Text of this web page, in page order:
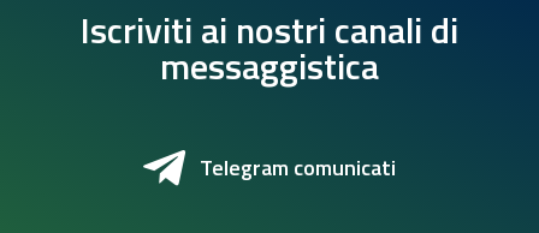
Iscriviti ai nostri canali di
messaggistica
Telegram comunicati